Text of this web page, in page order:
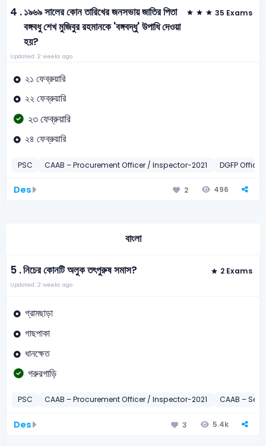
4 .১৯৬৯ সালের কোন তারিখের জনসভায় জাতির পিতা
বঙ্গবধু শেখ মুজিবুর রহমানকে 'বঙ্গবদ্ধু' উপাধি দেওয়া
হয়?
35 Exams
Updated: 2 weeks ago
২১ ফেব্রুয়ারি
২২ ফেব্রুয়ারি
২৩ ফেব্রুয়ারি
২৪ ফেব্রুয়ারি
PSC CAAB – Procurement Officer / Inspector-2021 DGFP Office
Des 2 496
বাংলা
5 .নিচের কোনটি অলুক তৎপুরুষ সমাস? 2 Exams
Updated: 2 weeks ago
গ্রামছাড়া
গাছপাকা
ধানক্ষেত
গরুরগাড়ি
PSC CAAB – Procurement Officer / Inspector-2021 CAAB –
Des 3 5.4k